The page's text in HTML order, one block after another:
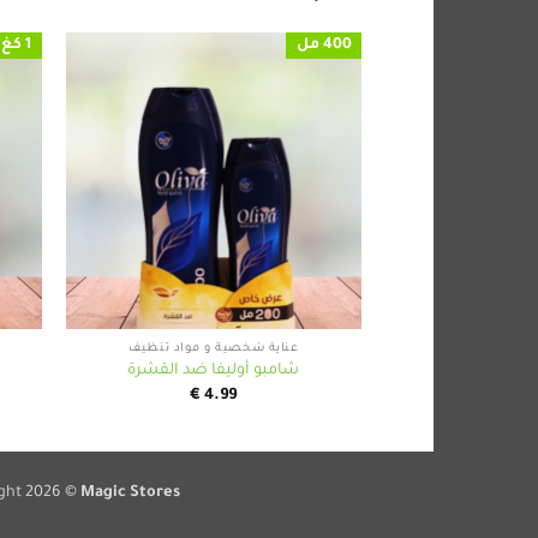
400 مل
عناية شخصية و مواد تنظيف
شامبو أوليفا ضد القشرة
4.99
€
1 كغ
2026 © Magic Stores